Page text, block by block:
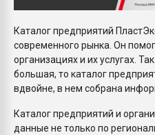
Каталог предприятий
современного рынка. Он
организациях и их услугах.
большая, то каталог
вдвойне, в нем собрана
Каталог предприятий и
данные не только по